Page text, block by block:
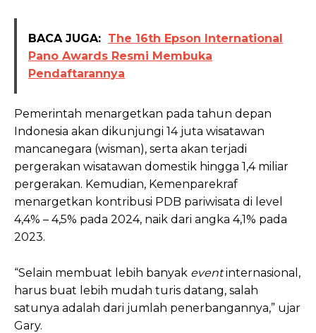
BACA JUGA: The 16th Epson International
Pano Awards Resmi Membuka
Pendaftarannya
Pemerintah menargetkan pada tahun depan
Indonesia akan dikunjungi 14 juta wisatawan
mancanegara (wisman), serta akan terjadi
pergerakan wisatawan domestik hingga 1,4 miliar
pergerakan. Kemudian, Kemenparekraf
menargetkan kontribusi PDB pariwisata di level
4,4% – 4,5% pada 2024, naik dari angka 4,1% pada
2023.
“Selain membuat lebih banyak eventinternasional,
harus buat lebih mudah turis datang, salah
satunya adalah dari jumlah penerbangannya,” ujar
Gary.